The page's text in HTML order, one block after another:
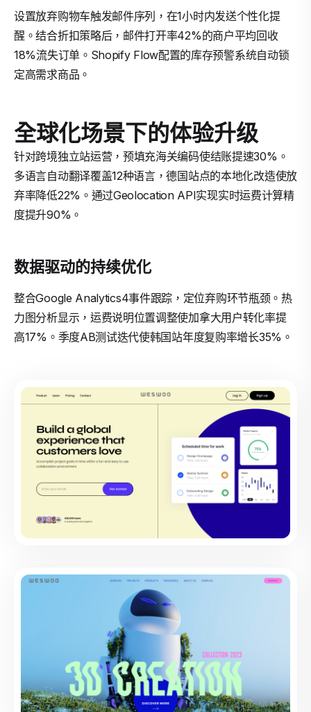
设置放弃购物车触发邮件序列，在1小时内发送个性化提
醒。结合折扣策略后，邮件打开率42%的商户平均回收
18%流失订单。Shopify Flow配置的库存预警系统自动锁
定高需求商品。
全球化场景下的体验升级
针对跨境独立站运营，预填充海关编码使结账提速30%。
多语言自动翻译覆盖12种语言，德国站点的本地化改造使放
弃率降低22%。通过Geolocation API实现实时运费计算精
度提升90%。
数据驱动的持续优化
整合Google Analytics4事件跟踪，定位弃购环节瓶颈。热
力图分析显示，运费说明位置调整使加拿大用户转化率提
高17%。季度AB测试迭代使韩国站年度复购率增长35%。